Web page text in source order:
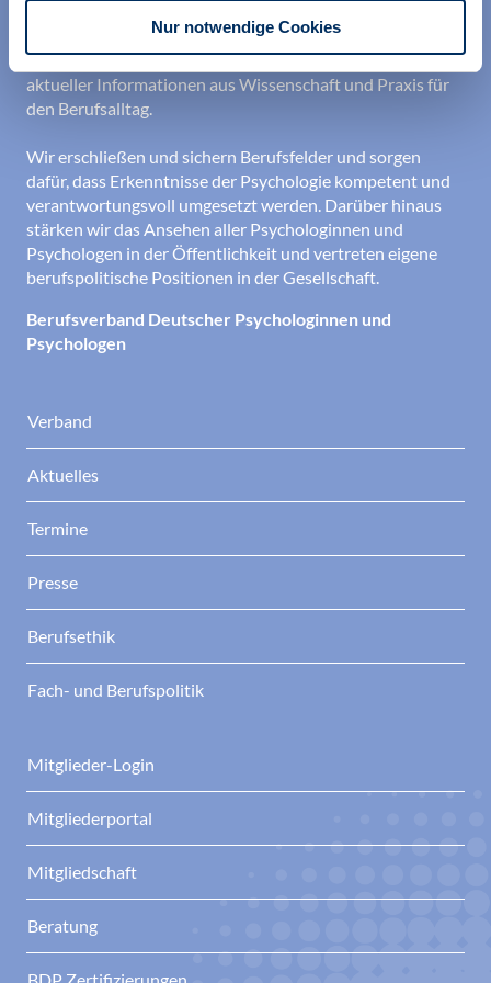
Nur notwendige Cookies
anderem durch Orientierung beim Aufbau der beruflichen
Existenz sowie durch die kontinuierliche Bereitstellung
aktueller Informationen aus Wissenschaft und Praxis für
den Berufsalltag.
Wir erschließen und sichern Berufsfelder und sorgen
dafür, dass Erkenntnisse der Psychologie kompetent und
verantwortungsvoll umgesetzt werden. Darüber hinaus
stärken wir das Ansehen aller Psychologinnen und
Psychologen in der Öffentlichkeit und vertreten eigene
berufspolitische Positionen in der Gesellschaft.
Berufsverband Deutscher Psychologinnen und
Psychologen
Verband
Aktuelles
Termine
Presse
Berufsethik
Fach- und Berufspolitik
Mitglieder-Login
Mitgliederportal
Mitgliedschaft
Beratung